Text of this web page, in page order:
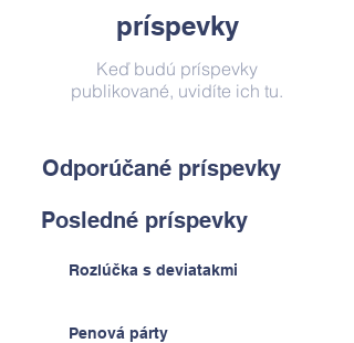
príspevky
Keď budú príspevky
publikované, uvidíte ich tu.
Odporúčané príspevky
Posledné príspevky
Rozlúčka s deviatakmi
Penová párty